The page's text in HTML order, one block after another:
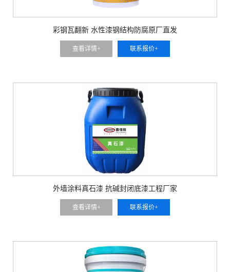
彩钢瓦翻新 水性漆钢结构防腐原厂直发
查看详情+ 联系报价+
外墙涂料真石漆 抗碱封闭底漆工程厂家
查看详情+ 联系报价+